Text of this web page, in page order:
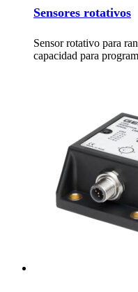
Sensores rotativos
Sensor rotativo para
capacidad para